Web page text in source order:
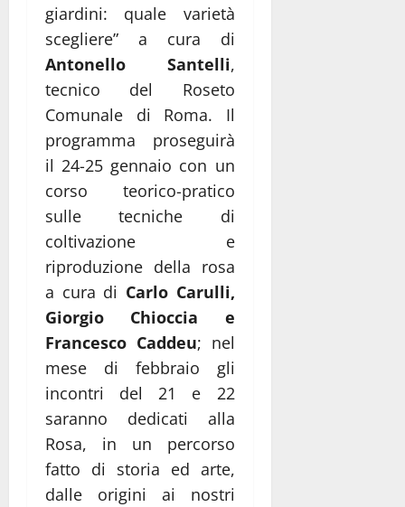
giardini: quale varietà
scegliere” a cura di
Antonello Santelli,
tecnico del Roseto
Comunale di Roma. Il
programma proseguirà
il 24-25 gennaio con un
corso teorico-pratico
sulle tecniche di
coltivazione e
riproduzione della rosa
a cura di Carlo Carulli,
Giorgio Chioccia e
Francesco Caddeu; nel
mese di febbraio gli
incontri del 21 e 22
saranno dedicati alla
Rosa, in un percorso
fatto di storia ed arte,
dalle origini ai nostri